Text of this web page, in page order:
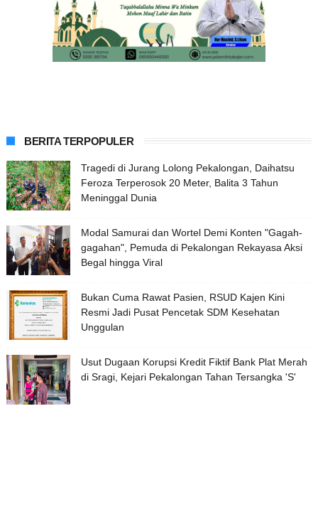
BERITA TERPOPULER
Tragedi di Jurang Lolong Pekalongan, Daihatsu
Feroza Terperosok 20 Meter, Balita 3 Tahun
Meninggal Dunia
Modal Samurai dan Wortel Demi Konten "Gagah-
gagahan", Pemuda di Pekalongan Rekayasa Aksi
Begal hingga Viral
Bukan Cuma Rawat Pasien, RSUD Kajen Kini
Resmi Jadi Pusat Pencetak SDM Kesehatan
Unggulan
Usut Dugaan Korupsi Kredit Fiktif Bank Plat Merah
di Sragi, Kejari Pekalongan Tahan Tersangka 'S'